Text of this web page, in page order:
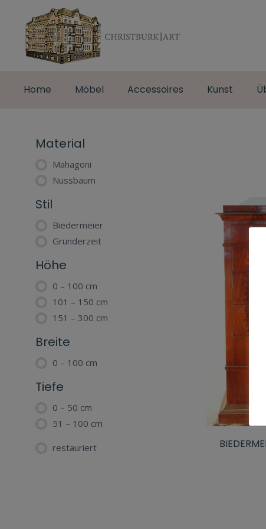
Home Möbel Accessoires Kunst
Material
Mahagoni
Nussbaum
Stil
Biedermeier
Gründerzeit
Höhe
0 – 100 cm
101 – 150 cm
151 – 300 cm
Breite
0 – 100 cm
Tiefe
0 – 50 cm
51 – 100 cm
restauriert